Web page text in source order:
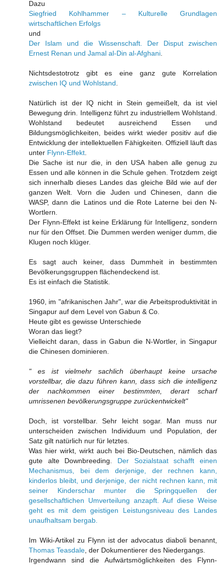
Dazu
Siegfried Kohlhammer – Kulturelle Grundlagen
wirtschaftlichen Erfolgs
und
Der Islam und die Wissenschaft. Der Disput zwischen
Ernest Renan und Jamal al-Din al-Afghani.
Nichtsdestotrotz gibt es eine ganz gute Korrelation
zwischen IQ und Wohlstand.
Natürlich ist der IQ nicht in Stein gemeißelt, da ist viel
Bewegung drin. Intelligenz führt zu industriellem Wohlstand.
Wohlstand bedeutet ausreichend Essen und
Bildungsmöglichkeiten, beides wirkt wieder positiv auf die
Entwicklung der intellektuellen Fähigkeiten. Offiziell läuft das
unter Flynn-Effekt.
Die Sache ist nur die, in den USA haben alle genug zu
Essen und alle können in die Schule gehen. Trotzdem zeigt
sich innerhalb dieses Landes das gleiche Bild wie auf der
ganzen Welt. Vorn die Juden und Chinesen, dann die
WASP, dann die Latinos und die Rote Laterne bei den N-
Wortlern.
Der Flynn-Effekt ist keine Erklärung für Intelligenz, sondern
nur für den Offset. Die Dummen werden weniger dumm, die
Klugen noch klüger.
Es sagt auch keiner, dass Dummheit in bestimmten
Bevölkerungsgruppen flächendeckend ist.
Es ist einfach die Statistik.
1960, im "afrikanischen Jahr", war die Arbeitsproduktivität in
Singapur auf dem Level von Gabun & Co.
Heute gibt es gewisse Unterschiede
Woran das liegt?
Vielleicht daran, dass in Gabun die N-Wortler, in Singapur
die Chinesen dominieren.
" es ist vielmehr sachlich überhaupt keine ursache
vorstellbar, die dazu führen kann, dass sich die intelligenz
der nachkommen einer bestimmten, derart scharf
umrissenen bevölkerungsgruppe zurückentwickelt"
Doch, ist vorstellbar. Sehr leicht sogar. Man muss nur
unterscheiden zwischen Individuum und Population, der
Satz gilt natürlich nur für letztes.
Was hier wirkt, wirkt auch bei Bio-Deutschen, nämlich das
gute alte Downbreeding. Der Sozialstaat schafft einen
Mechanismus, bei dem derjenige, der rechnen kann,
kinderlos bleibt, und derjenige, der nicht rechnen kann, mit
seiner Kinderschar munter die Springquellen der
gesellschaftlichen Umverteilung anzapft. Auf diese Weise
geht es mit dem geistigen Leistungsniveau des Landes
unaufhaltsam bergab.
Im Wiki-Artikel zu Flynn ist der advocatus diaboli benannt,
Thomas Teasdale, der Dokumentierer des Niedergangs.
Irgendwann sind die Aufwärtsmöglichkeiten des Flynn-